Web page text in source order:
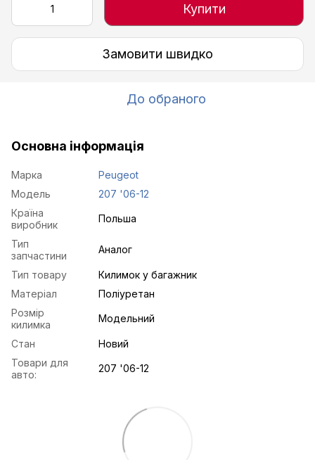
Купити
Замовити швидко
До обраного
Основна інформація
Марка
Peugeot
Модель
207 '06-12
Країна
виробник
Польша
Тип
запчастини
Аналог
Тип товару
Килимок у багажник
Матеріал
Поліуретан
Розмір
килимка
Модельний
Стан
Новий
Товари для
авто:
207 '06-12